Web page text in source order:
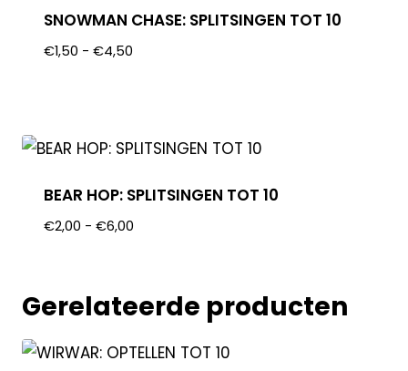
SNOWMAN CHASE: SPLITSINGEN TOT 10
€1,50 - €4,50
BEAR HOP: SPLITSINGEN TOT 10
€2,00 - €6,00
Gerelateerde producten